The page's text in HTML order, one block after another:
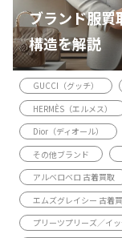
ブランド服買
構造を解説
GUCCI（グッチ）
HERMÈS（エルメス）
Dior（ディオール）
その他ブランド
アルベロベロ 古着買取
エムズグレイシー 古着
プリーツプリーズ／イ